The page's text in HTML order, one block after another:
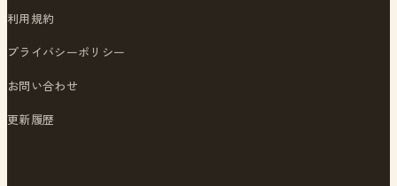
利用規約
プライバシーポリシー
お問い合わせ
更新履歴